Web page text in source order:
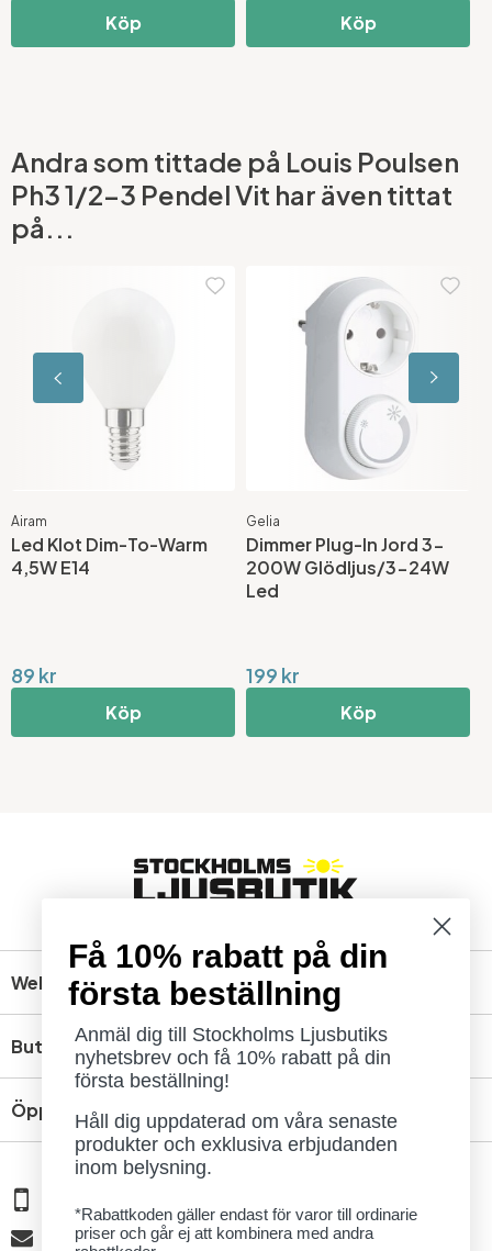
Andra som tittade på Louis Poulsen
Ph3 1/2-3 Pendel Vit har även tittat
på...
Airam
Led Klot Dim-To-Warm
4,5W E14
89 kr
Köp
Gelia
Dimmer Plug-In Jord 3-
200W Glödljus/3-24W
Led
199 kr
Köp
Webbshop
Butik
Öppettider
info@ljusbutik.se
Få 10% rabatt på din
första beställning
Anmäl dig till Stockholms Ljusbutiks
nyhetsbrev och få 10% rabatt på din
första beställning!
Håll dig uppdaterad om våra senaste
produkter och exklusiva erbjudanden
inom belysning.
*Rabattkoden gäller endast för varor till ordinarie
priser och går ej att kombinera med andra